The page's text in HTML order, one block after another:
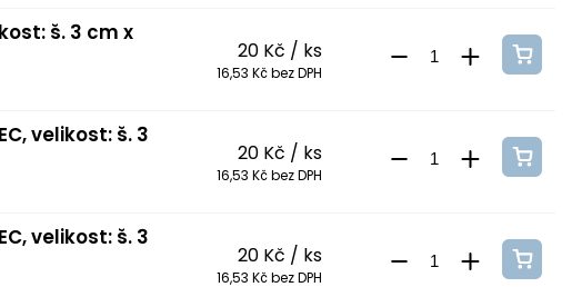
š. 3 cm x
20 Kč / ks
16,53 Kč bez DPH
velikost: š. 3
20 Kč / ks
16,53 Kč bez DPH
velikost: š. 3
20 Kč / ks
16,53 Kč bez DPH